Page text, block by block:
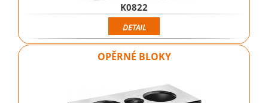
K0822
DETAIL
OPĚRNÉ BLOKY